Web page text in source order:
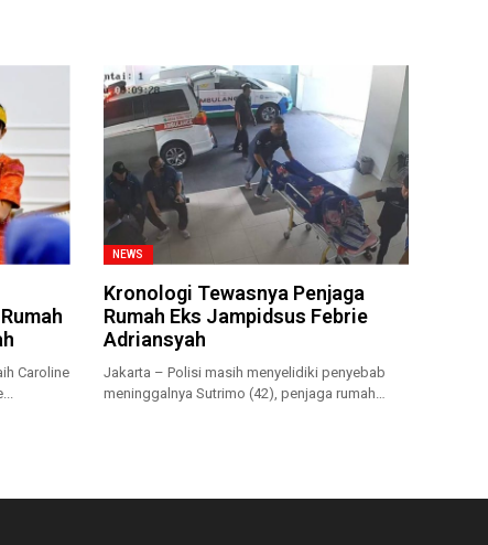
Caroline
NEWS
Kronologi Tewasnya Penjaga
Rumah Eks Jampidsus Febrie
Adriansyah
Jakarta – Polisi masih menyelidiki penyebab
meninggalnya Sutrimo (42), penjaga rumah